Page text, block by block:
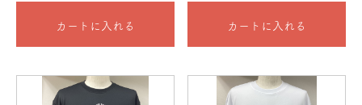
カートに入れる カートに入れる